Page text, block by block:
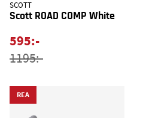
SCOTT
Scott ROAD COMP White
595:-
1195:-
REA